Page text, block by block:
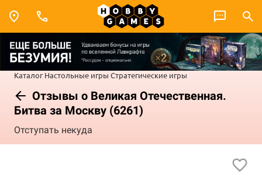
Каталог Настольные игры Стратегические игры
Отзывы о Великая Отечественная.
Битва за Москву (6261)
Отступать некуда